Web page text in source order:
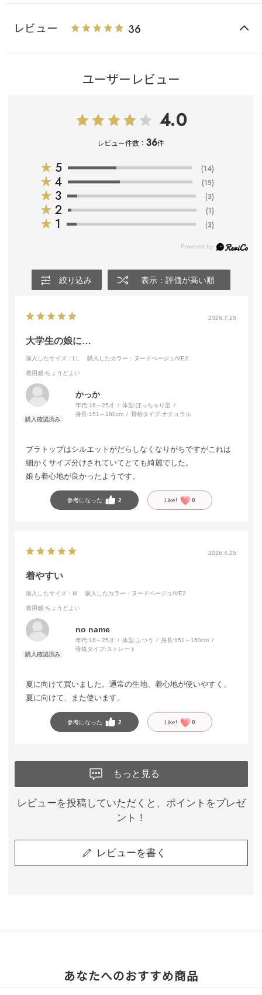
レビュー 36
ユーザーレビュー
4.0
レビュー件数：36件
★ 5 (14)
★ 4 (15)
★ 3 (3)
★ 2 (1)
★ 1 (3)
絞り込み 表示：評価が高い順
2026.7.15
大学生の娘に…
購入したサイズ：LL 購入したカラー：ヌードベージュ/VE2
着用感:ちょうどよい
かっか
年代:16～25才 体型:ぽっちゃり型
身長:151～160cm 骨格タイプ:ナチュラル
ブラトップはシルエットがだらしなくなりがちですがこれは
細かくサイズ分けされていてとても綺麗でした。
娘も着心地が良かったようです。
参考になった 2 Like! 0
2026.4.25
着やすい
購入したサイズ：M 購入したカラー：ヌードベージュ/VE2
着用感:ちょうどよい
no name
年代:16～25才 体型:ふつう 身長:151～160cm
骨格タイプ:ストレート
夏に向けて買いました。通常の生地、着心地が使いやすく、
夏に向けて、また使います。
参考になった 2 Like! 0
もっと見る
レビューを投稿していただくと、ポイントをプレゼ
ント！
レビューを書く
あなたへのおすすめ商品